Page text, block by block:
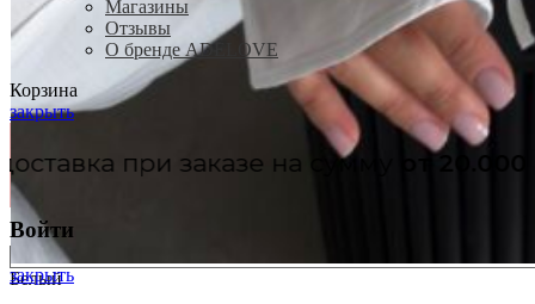
Белый
Магазины
Отзывы
О бренде ADELOVE
Корзина
закрыть
на суммуот 20.000₽
Войти
закрыть